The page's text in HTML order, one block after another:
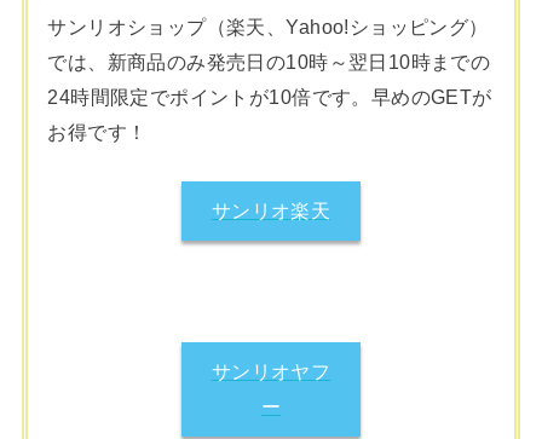
サンリオショップ（楽天、Yahoo!ショッピング）
では、新商品のみ発売日の10時～翌日10時までの
24時間限定でポイントが10倍です。早めのGETが
お得です！
サンリオ楽天
サンリオヤフ
ー